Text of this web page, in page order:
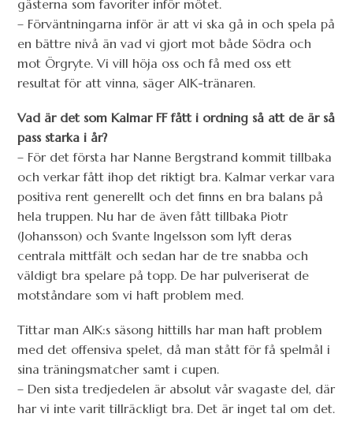
gästerna som favoriter inför mötet.
– Förväntningarna inför är att vi ska gå in och spela på
en bättre nivå än vad vi gjort mot både Södra och
mot Örgryte. Vi vill höja oss och få med oss ett
resultat för att vinna, säger AIK-tränaren.
Vad är det som Kalmar FF fått i ordning så att de är så
pass starka i år?
– För det första har Nanne Bergstrand kommit tillbaka
och verkar fått ihop det riktigt bra. Kalmar verkar vara
positiva rent generellt och det finns en bra balans på
hela truppen. Nu har de även fått tillbaka Piotr
(Johansson) och Svante Ingelsson som lyft deras
centrala mittfält och sedan har de tre snabba och
väldigt bra spelare på topp. De har pulveriserat de
motståndare som vi haft problem med.
Tittar man AIK:s säsong hittills har man haft problem
med det offensiva spelet, då man stått för få spelmål i
sina träningsmatcher samt i cupen.
– Den sista tredjedelen är absolut vår svagaste del, där
har vi inte varit tillräckligt bra. Det är inget tal om det.